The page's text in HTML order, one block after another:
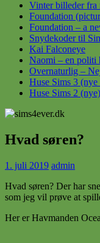
Vinter billeder fra
Foundation
Foundation – a
Snydekoder til
Kai Falconeye
Naomi – en politi
Overnaturlig –
Huse Sims 3
Huse Sims 2 (nye)
Hvad søren?
1. juli 2019 admin
Hvad søren? Der har
som jeg vil prøve at
Her er Havmanden